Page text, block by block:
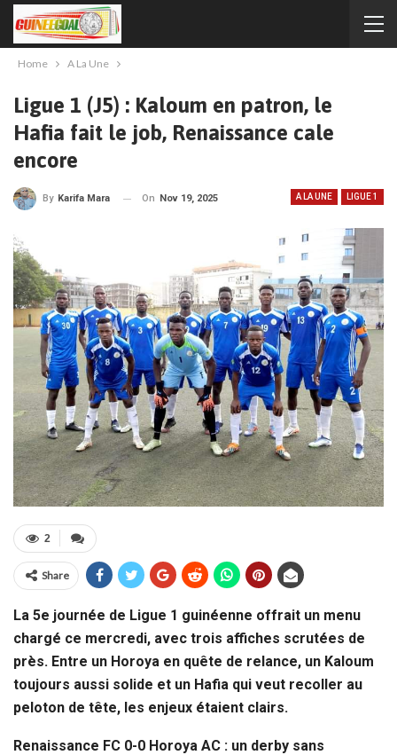
Home A La Une
Ligue 1 (J5) : Kaloum en patron, le
Hafia fait le job, Renaissance cale
encore
A LA UNE LIGUE 1
By Karifa Mara On Nov 19, 2025
2
Share
La 5e journée de Ligue 1 guinéenne offrait un menu
chargé ce mercredi, avec trois affiches scrutées de
près. Entre un Horoya en quête de relance, un Kaloum
toujours aussi solide et un Hafia qui veut recoller au
peloton de tête, les enjeux étaient clairs.
Renaissance FC 0-0 Horoya AC : un derby sans